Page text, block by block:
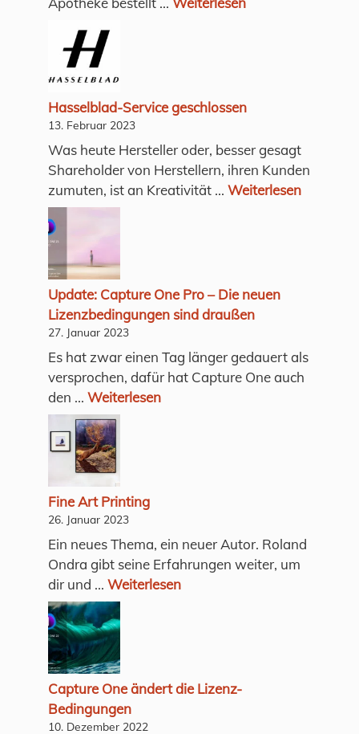
Hasselblad-Service geschlossen
13. Februar 2023
Was heute Hersteller oder, besser gesagt
Shareholder von Herstellern, ihren Kunden
zumuten, ist an Kreativität ... Weiterlesen
Update: Capture One Pro – Die neuen
Lizenzbedingungen sind draußen
27. Januar 2023
Es hat zwar einen Tag länger gedauert als
versprochen, dafür hat Capture One auch
den ... Weiterlesen
Fine Art Printing
26. Januar 2023
Ein neues Thema, ein neuer Autor. Roland
Ondra gibt seine Erfahrungen weiter, um
dir und ... Weiterlesen
Capture One ändert die Lizenz-
Bedingungen
10. Dezember 2022